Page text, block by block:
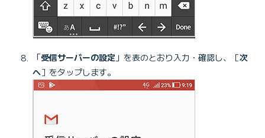
「受信サーバーの設定 」を表のとおり入力・確認し、［次
へ］をタップします。